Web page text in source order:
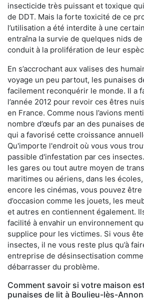
insecticide très puissant et toxique
de DDT. Mais la forte toxicité de ce
l’utilisation a été interdite à une
entraîna la survie de quelques nids
conduit à la prolifération de leur
En s’accrochant aux valises des
voyage un peu partout, les punaises
facilement reconquérir le monde. Il a
l’année 2012 pour revoir ces êtres
en France. Comme nous l’avions
nombre d’œufs par an des punaises
qui a favorisé cette croissance
Qu'importe l'endroit où vous vous
passible d'infestation par ces
les gares ou tout autre moyen de
maritimes ou aériens, dans les
encore les cinémas, vous pouvez
d’occasion comme les jouets, les
et autres en contiennent également.
facilité à envahir un environnement
supplice pour les victimes. Si vous
insectes, il ne vous reste plus qu’à
entreprise de désinsectisation
débarrasser du problème.
Comment savoir si votre maison
punaises de lit à Boulieu-lès-